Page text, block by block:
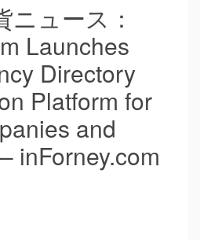
ニュース：
Launches
Directory
Platform for
and
inForney.com